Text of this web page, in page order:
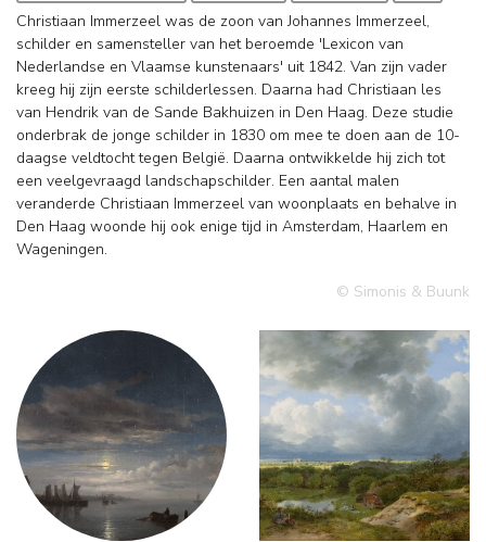
Christiaan Immerzeel was de zoon van Johannes Immerzeel,
schilder en samensteller van het beroemde 'Lexicon van
Nederlandse en Vlaamse kunstenaars' uit 1842. Van zijn vader
kreeg hij zijn eerste schilderlessen. Daarna had Christiaan les
van Hendrik van de Sande Bakhuizen in Den Haag. Deze studie
onderbrak de jonge schilder in 1830 om mee te doen aan de 10-
daagse veldtocht tegen België. Daarna ontwikkelde hij zich tot
een veelgevraagd landschapschilder. Een aantal malen
veranderde Christiaan Immerzeel van woonplaats en behalve in
Den Haag woonde hij ook enige tijd in Amsterdam, Haarlem en
Wageningen.
© Simonis & Buunk